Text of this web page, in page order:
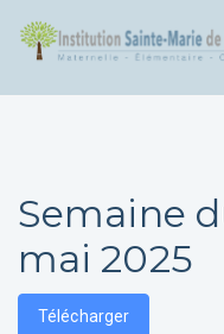
Semaine
mai 2025
Télécharger